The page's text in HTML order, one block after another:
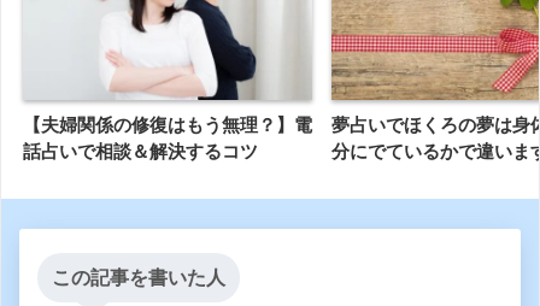
【夫婦関係の修復はもう無理？】電
話占いで相談＆解決するコツ
夢占いでほくろの夢は身
分にでているかで違いま
この記事を書いた人